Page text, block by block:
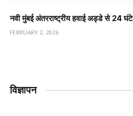
नवी मुंबई अंतरराष्ट्रीय हवाई अड्डे से 24
FEBRUARY 2, 2026
विज्ञापन